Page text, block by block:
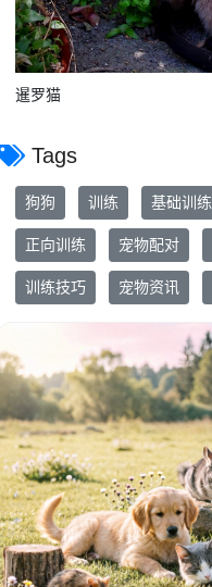
暹罗猫
Tags
狗狗 训练 基础训练
正向训练 宠物配对
训练技巧 宠物资讯